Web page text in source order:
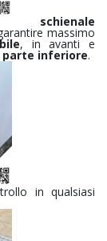
a schienale
massimo
, in avanti e
parte inferiore.
in qualsiasi